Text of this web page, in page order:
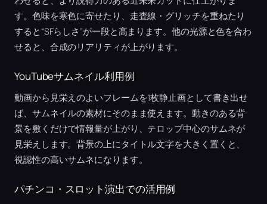
す。色味を寒色に寄せたり、走査線・グリッチを重ねたり
すると“SFらしさ”が一段と高まります。他の光源と色を合わ
せると、合成のリアリティが上がります。
YouTubeサムネイル利用例
動画から見栄えのよいフレームを1枚静止画として書き出せ
ば、サムネイルの素材にそのまま使えます。動きのある背
景を敷くだけで情報量が上がり、テロップ中心のサムネが
見栄えします。背景の上にタイトル文字を大きく置くと、
視認性の高いサムネになります。
パチンコ・スロット演出での活用例